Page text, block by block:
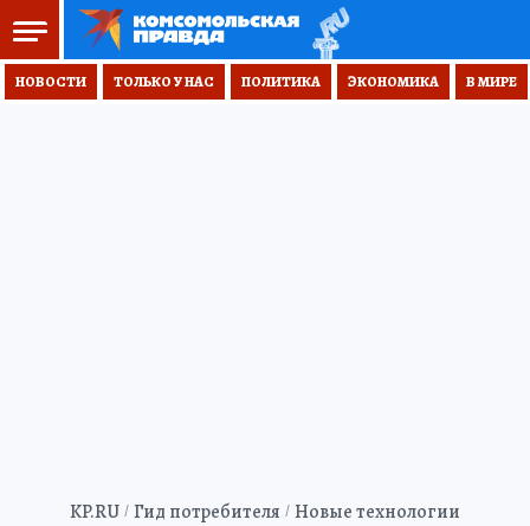
НОВОСТИ ТОЛЬКО У НАС ПОЛИТИКА ЭКОНОМИКА В МИРЕ
KP.RU Гид потребителя Новые технологии